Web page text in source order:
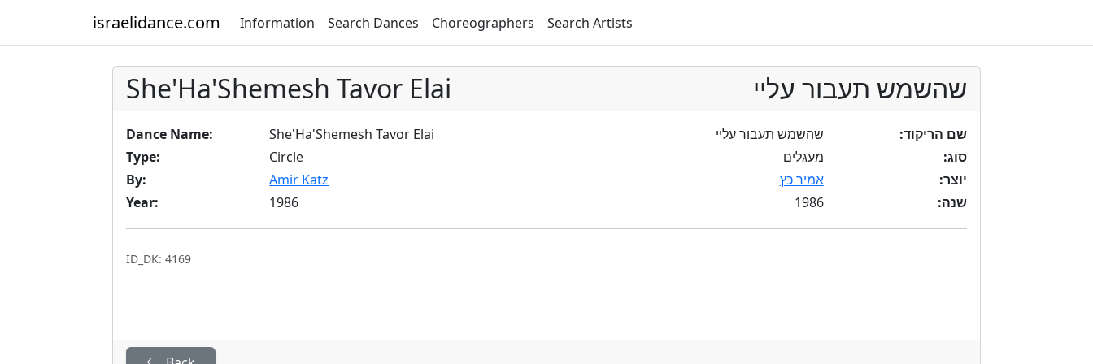
israelidance.com Information Search Dances Choreographers Search Artists
She'Ha'Shemesh Tavor Elai שהשמש תעבור עליי
Dance Name:
She'Ha'Shemesh Tavor Elai
Type:
Circle
By:
Amir Katz
Year:
1986
שם הריקוד:
שהשמש תעבור עליי
סוג:
מעגלים
יוצר:
אמיר כץ
שנה:
1986
ID_DK: 4169